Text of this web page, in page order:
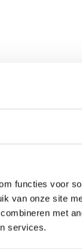
functies voor
van onze site
met
services.